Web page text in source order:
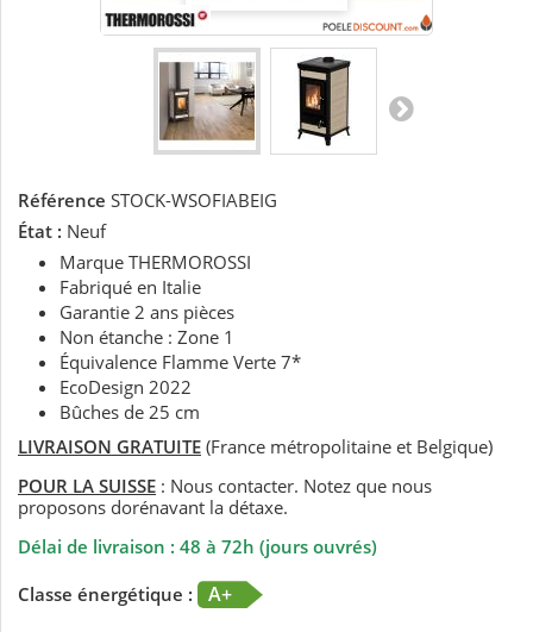
Référence STOCK-WSOFIABEIG
État : Neuf
Marque THERMOROSSI
Fabriqué en Italie
Garantie 2 ans pièces
Non étanche : Zone 1
Équivalence Flamme Verte 7*
EcoDesign 2022
Bûches de 25 cm
LIVRAISON GRATUITE (France métropolitaine et Belgique)
POUR LA SUISSE : Nous contacter. Notez que nous
proposons dorénavant la détaxe.
Délai de livraison : 48 à 72h (jours ouvrés)
Classe énergétique :
A+